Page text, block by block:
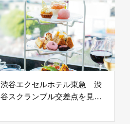
渋谷エクセルホテル東急 渋
谷スクランブル交差点を見下